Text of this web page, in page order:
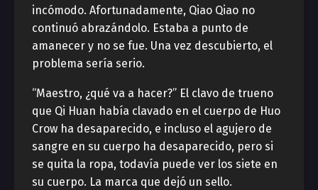
incómodo. Afortunadamente, Qiao Qiao no
continuó abrazándolo. Estaba a punto de
amanecer y no se fue. Una vez descubierto, el
problema sería serio.
“Maestro, ¿qué va a hacer?” El clavo de trueno
que Qi Huan había clavado en el cuerpo de Huo
Crow ha desaparecido, e incluso el agujero de
sangre en su cuerpo ha desaparecido, pero si
se quita la ropa, todavía puede ver los siete en
su cuerpo. La marca que dejó un sello.